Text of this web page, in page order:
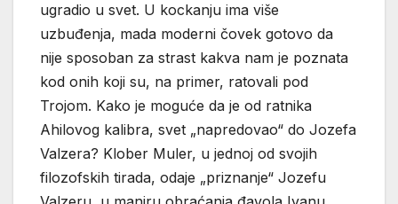
ugradio u svet. U kockanju ima više
uzbuđenja, mada moderni čovek gotovo da
nije sposoban za strast kakva nam je poznata
kod onih koji su, na primer, ratovali pod
Trojom. Kako je moguće da je od ratnika
Ahilovog kalibra, svet „napredovao“ do Jozefa
Valzera? Klober Muler, u jednoj od svojih
filozofskih tirada, odaje „priznanje“ Jozefu